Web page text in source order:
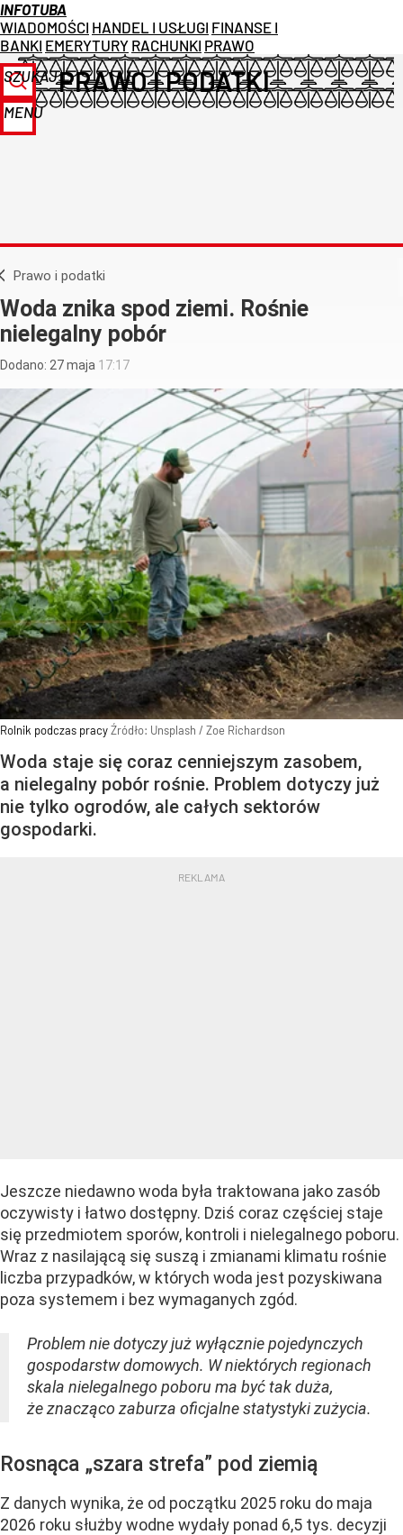
INFOTUBA
WIADOMOŚCI HANDEL I USŁUGI FINANSE I
BANKI EMERYTURY RACHUNKI PRAWO
SZUKAJ
MENU
PRAWO I PODATKI
Prawo i podatki
Woda znika spod ziemi. Rośnie
nielegalny pobór
Dodano: 27maja 17:17
Rolnik podczas pracyŹródło: Unsplash / Zoe Richardson
Woda staje się coraz cenniejszym zasobem,
a nielegalny pobór rośnie. Problem dotyczy już
nie tylko ogrodów, ale całych sektorów
gospodarki.
Jeszcze niedawno woda była traktowana jako zasób
oczywisty i łatwo dostępny. Dziś coraz częściej staje
się przedmiotem sporów, kontroli i nielegalnego poboru.
Wraz z nasilającą się suszą i zmianami klimatu rośnie
liczba przypadków, w których woda jest pozyskiwana
poza systemem i bez wymaganych zgód.
Problem nie dotyczy już wyłącznie pojedynczych
gospodarstw domowych. W niektórych regionach
skala nielegalnego poboru ma być tak duża,
że znacząco zaburza oficjalne statystyki zużycia.
Rosnąca „szara strefa” pod ziemią
Z danych wynika, że od początku 2025 roku do maja
2026 roku służby wodne wydały ponad 6,5 tys. decyzji